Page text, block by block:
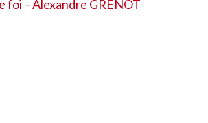
foi – Alexandre GRENOT